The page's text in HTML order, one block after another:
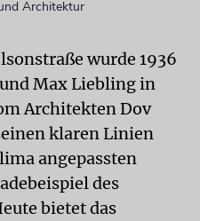
Architektur
wurde 1936
Max Liebling in
Architekten Dov
klaren Linien
angepassten
des
bietet das